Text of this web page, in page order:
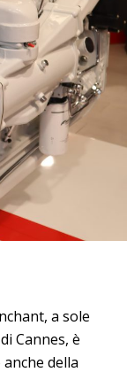
a sole
Cannes, è
della